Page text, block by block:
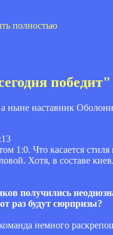
полностью
победит"
наставник
1:0. Что касается
Хотя, в составе
получились
раз будут сюрпризы?
немного